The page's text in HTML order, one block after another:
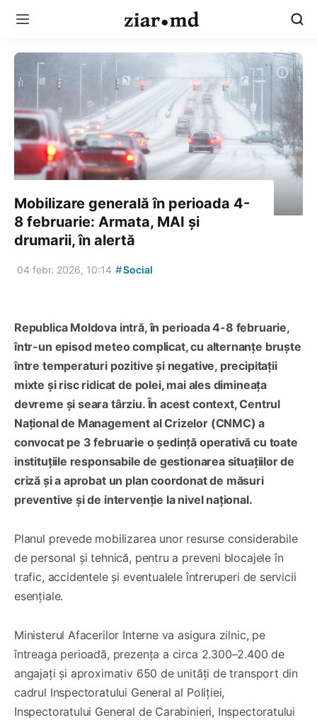
Mobilizare generală în perioada 4-
8 februarie: Armata, MAI și
drumarii, în alertă
04 febr. 2026, 10:14 #Social
Republica Moldova intră, în perioada 4-8 februarie,
într-un episod meteo complicat, cu alternanțe bruște
între temperaturi pozitive și negative, precipitații
mixte și risc ridicat de polei, mai ales dimineața
devreme și seara târziu. În acest context, Centrul
Național de Management al Crizelor (CNMC) a
convocat pe 3 februarie o ședință operativă cu toate
instituțiile responsabile de gestionarea situațiilor de
criză și a aprobat un plan coordonat de măsuri
preventive și de intervenție la nivel național.
Planul prevede mobilizarea unor resurse considerabile
de personal și tehnică, pentru a preveni blocajele în
trafic, accidentele și eventualele întreruperi de servicii
esențiale.
Ministerul Afacerilor Interne va asigura zilnic, pe
întreaga perioadă, prezența a circa 2.300–2.400 de
angajați și aproximativ 650 de unități de transport din
cadrul Inspectoratului General al Poliției,
Inspectoratului General de Carabinieri, Inspectoratului